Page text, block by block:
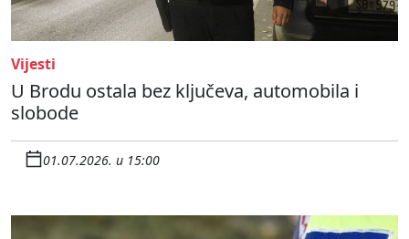
Vijesti
U Brodu ostala bez ključeva, automobila i
slobode
01.07.2026. u 15:00